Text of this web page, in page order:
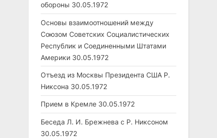
обороны 30.05.1972
Основы взаимоотношений между
Союзом Советских Социалистических
Республик и Соединенными Штатами
Америки 30.05.1972
Отъезд из Москвы Президента США Р.
Никсона 30.05.1972
Прием в Кремле 30.05.1972
Беседа Л. И. Брежнева с Р. Никсоном
30.05.1972